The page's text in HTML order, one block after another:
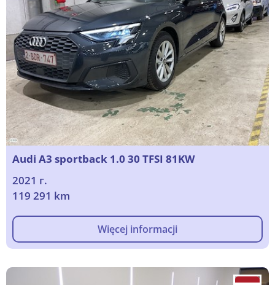
Audi A3 sportback 1.0 30 TFSI 81KW
2021 г.
119 291 km
Więcej informacji